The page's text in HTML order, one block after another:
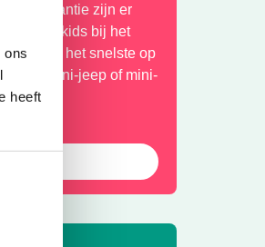
ons
heeft
zijn er
voor kids bij het
Wie is het snelste op
een mini-jeep of mini-